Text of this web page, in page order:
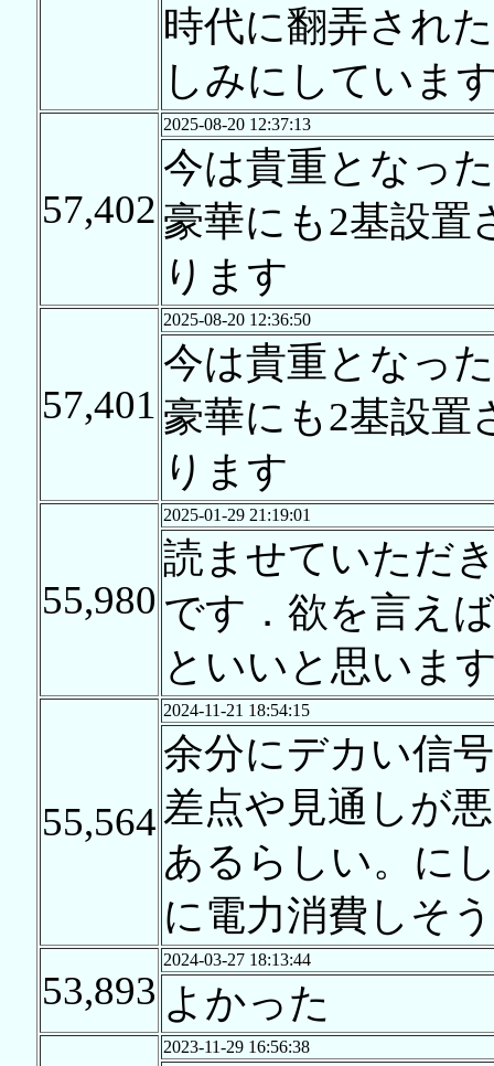
時代に翻弄され
しみにしていま
57,402
2025-08-20 12:37:13
今は貴重となっ
豪華にも2基設置
ります
57,401
2025-08-20 12:36:50
今は貴重となっ
豪華にも2基設置
ります
55,980
2025-01-29 21:19:01
読ませていただ
です．欲を言え
といいと思いま
55,564
2024-11-21 18:54:15
余分にデカい信
差点や見通しが
あるらしい。に
に電力消費しそ
53,893
2024-03-27 18:13:44
よかった
2023-11-29 16:56:38